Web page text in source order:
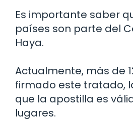
Es importante saber
países son parte del
Haya.
Actualmente, más de
firmado este tratado,
que la apostilla es
lugares.